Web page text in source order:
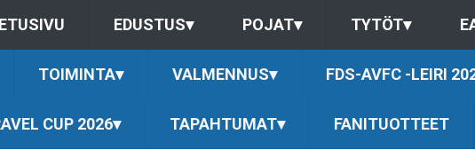
EDUSTUS▾ POJAT▾ TYTÖT▾
TOIMINTA▾ VALMENNUS▾ FDS-AVFC -LEIRI
CUP 2026▾ TAPAHTUMAT▾ FANITUOTTEET